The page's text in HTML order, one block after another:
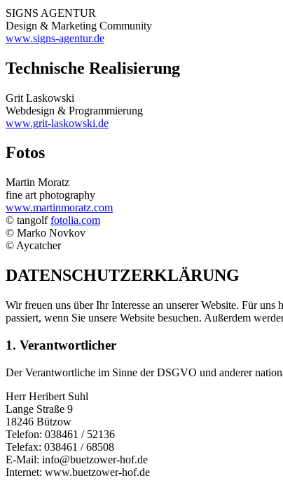
SIGNS AGENTUR
Design & Marketing Community
www.signs-agentur.de
Technische Realisierung
Grit Laskowski
Webdesign & Programmierung
www.grit-laskowski.de
Fotos
Martin Moratz
fine art photography
www.martinmoratz.com
© tangolffotolia.com
© Marko Novkov
© Aycatcher
DATENSCHUTZERKLÄRUNG
Wir freuen uns über Ihr Interesse an unserer Website. Für
passiert, wenn Sie unsere Website besuchen. Außerdem
1. Verantwortlicher
Der Verantwortliche im Sinne der DSGVO und anderer
Herr Heribert Suhl
Lange Straße 9
18246 Bützow
Telefon: 038461 / 52136
Telefax: 038461 / 68508
E-Mail: info@buetzower-hof.de
Internet: www.buetzower-hof.de